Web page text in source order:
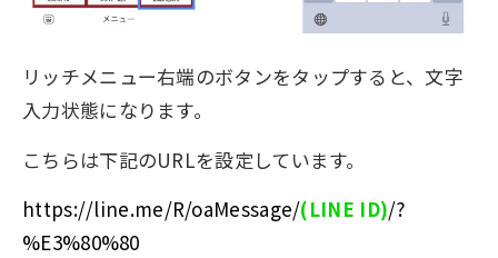
リッチメニュー右端のボタンをタップすると、文字
入力状態になります。
こちらは下記のURLを設定しています。
https://line.me/R/oaMessage/(LINE ID)/?
%E3%80%80